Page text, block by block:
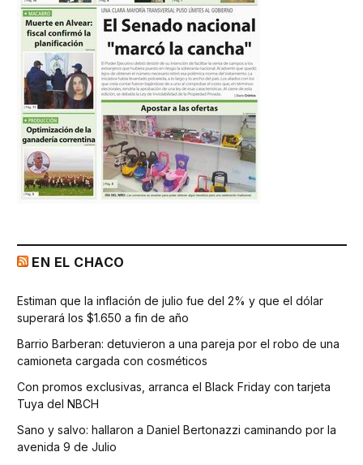
EN EL CHACO
Estiman que la inflación de julio fue del 2% y que el dólar
superará los $1.650 a fin de año
Barrio Barberan: detuvieron a una pareja por el robo de una
camioneta cargada con cosméticos
Con promos exclusivas, arranca el Black Friday con tarjeta
Tuya del NBCH
Sano y salvo: hallaron a Daniel Bertonazzi caminando por la
avenida 9 de Julio